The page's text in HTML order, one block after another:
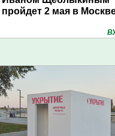
пройдет 2 мая в